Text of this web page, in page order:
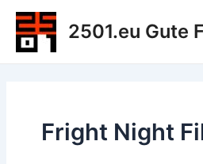
Zum
Inhalt
springen
2501.eu Gute
Fright Night